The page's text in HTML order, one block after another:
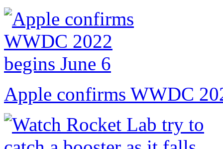
Apple confirms WWDC